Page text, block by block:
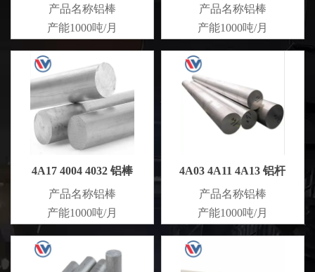
产品名称铝棒
产能1000吨/月
产品名称铝棒
产能1000吨/月
4A17 4004 4032 铝棒
产品名称铝棒
产能1000吨/月
4A03 4A11 4A13 铝杆
产品名称铝棒
产能1000吨/月